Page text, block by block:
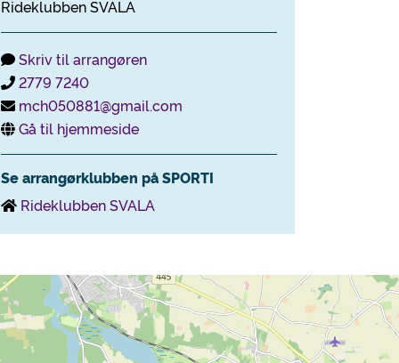
Rideklubben SVALA
Skriv til arrangøren
2779 7240
mch050881@gmail.com
Gå til hjemmeside
Se arrangørklubben på SPORTI
Rideklubben SVALA